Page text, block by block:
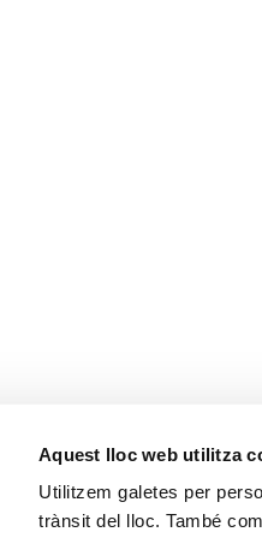
Aquest lloc web utilitza
Utilitzem galetes per
trànsit del lloc. També